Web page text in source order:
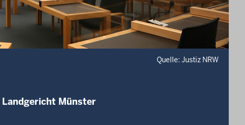
Quelle: Justiz NRW
Münster